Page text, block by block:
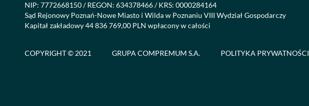
NIP: 7772668150 / REGON: 634378466 / KRS: 0000284164
Sąd Rejonowy Poznań-Nowe Miasto i Wilda w Poznaniu VIII Wydział Gospodarczy
Kapitał zakładowy 44 836 769,00 PLN wpłacony w całości
COPYRIGHT © 2021 GRUPA COMPREMUM S.A. POLITYKA PRYWATNOŚCI